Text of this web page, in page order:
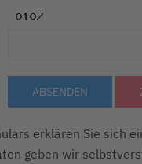
ABSENDEN
erklären Sie sich
geben wir